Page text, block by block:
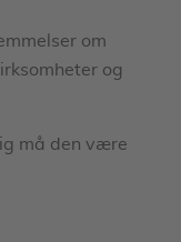
om
og
må den være